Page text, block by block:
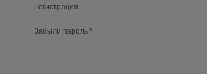
Регистрация
Забыли пароль?